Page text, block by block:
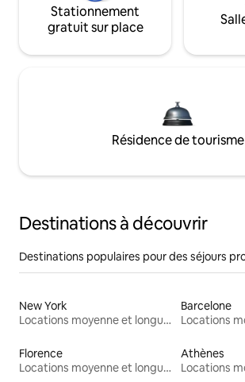
Stationnement
gratuit sur place
Résidence de tourisme
Destinations à découvrir
Destinations populaires pour des séjours
New York
Locations moyenne et longue durée
Barcelone
Florence
Locations moyenne et longue durée
Athènes